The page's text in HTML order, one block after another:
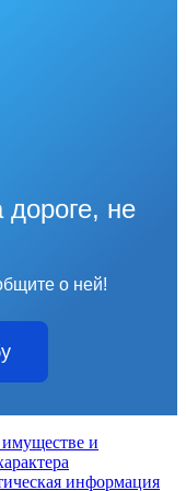
дороге, не
о ней!
имуществе и
информация